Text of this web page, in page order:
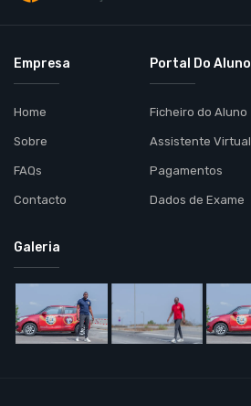
Empresa
Home
Sobre
FAQs
Contacto
Portal Do Aluno
Ficheiro do Aluno
Assistente Virtual
Pagamentos
Dados de Exame
Galeria